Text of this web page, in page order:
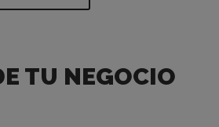
TU NEGOCIO